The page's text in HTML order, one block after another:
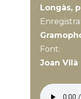
Longàs,
Font:
Joan Vilà